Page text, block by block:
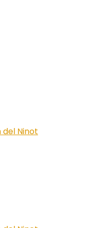
del Ninot